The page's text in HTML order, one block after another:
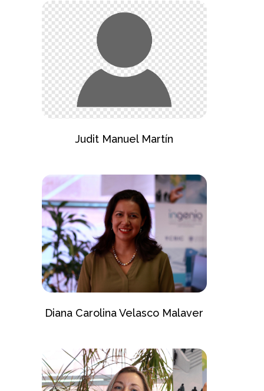
Judit Manuel Martín
Diana Carolina Velasco Malaver